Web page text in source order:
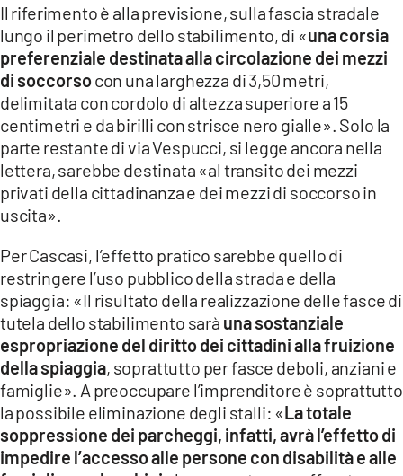
Il riferimento è alla previsione, sulla fascia stradale
lungo il perimetro dello stabilimento, di «una corsia
preferenziale destinata alla circolazione dei mezzi
di soccorsocon una larghezza di 3,50 metri,
delimitata con cordolo di altezza superiore a 15
centimetri e da birilli con strisce nero gialle». Solo la
parte restante di via Vespucci, si legge ancora nella
lettera, sarebbe destinata «al transito dei mezzi
privati della cittadinanza e dei mezzi di soccorso in
uscita».
Per Cascasi, l’effetto pratico sarebbe quello di
restringere l’uso pubblico della strada e della
spiaggia: «Il risultato della realizzazione delle fasce di
tutela dello stabilimento sarà una sostanziale
espropriazione del diritto dei cittadini alla fruizione
della spiaggia, soprattutto per fasce deboli, anziani e
famiglie». A preoccupare l’imprenditore è soprattutto
la possibile eliminazione degli stalli: «La totale
soppressione dei parcheggi, infatti, avrà l’effetto di
impedire l’accesso alle persone con disabilità e alle